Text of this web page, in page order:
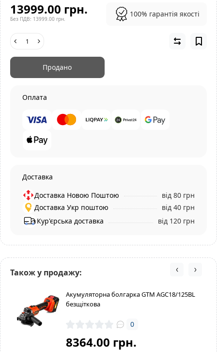
13999.00 грн.
Без ПДВ: 13999.00 грн.
100% гарантія якості
Продано
Оплата
Доставка
Доставка Новою Поштою
від 80 грн
Доставка Укр поштою
від 40 грн
Кур'єрська доставка
від 120 грн
Також у продажу:
Акумуляторна болгарка GTM AGC18/125BL
безщіткова
0
8364.00 грн.